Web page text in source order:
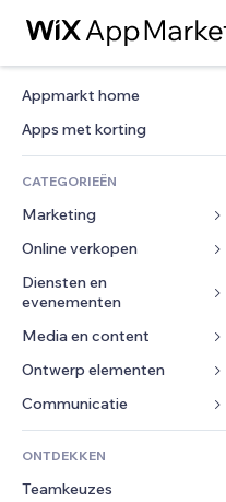
Appmarkt home
Apps met korting
CATEGORIEËN
Marketing
Advertenties
Mobiel
Analytics
Social media
SEO
Betrokkenheid
Websitevermeldingen
E-mail
Conversie
Online verkopen
Apps voor webshops
Verzending en levering
Verkoopknoppen
Online cursussen
Print on demand
Boekhouding
Coupons en loyaliteit
Opslagoplossingen
Diensten en
evenementen
Hotels
Evenementen
Restaurants
Vastgoed
Boekingen
Media en content
Galerij
Muziek
Podcasts
Fotografie
Video
Ontwerp elementen
Kaarten en navigatie
Privacy en beveiliging
Ontime
Pagina templates
Formulieren
Enquêtes
ONTDEKKEN
Teamkeuzes